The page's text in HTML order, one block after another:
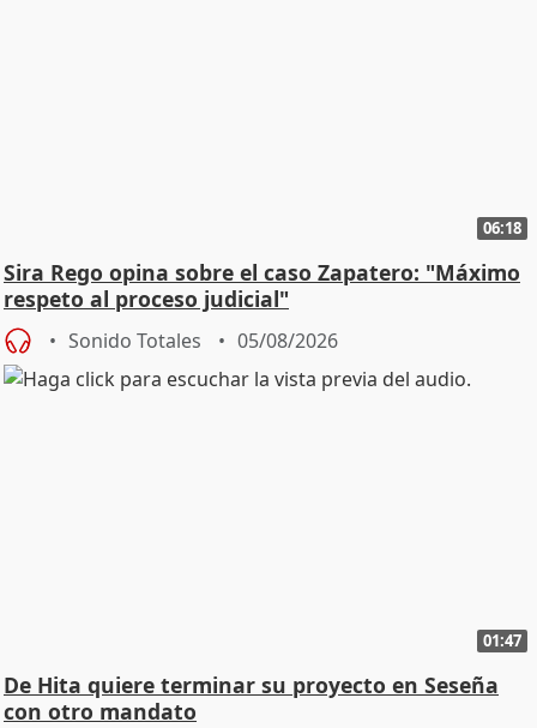
06:18
Sira Rego opina sobre el caso Zapatero: "Máximo
respeto al proceso judicial"
Sonido Totales 05/08/2026
01:47
De Hita quiere terminar su proyecto en Seseña
con otro mandato